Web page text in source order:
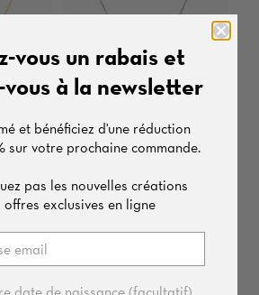
Zirconia & Acier
€69,00
vous un rabais et
à la newsletter
et bénéficiez d'une réduction
sur votre prochaine commande.
pas les nouvelles créations
exclusives en ligne